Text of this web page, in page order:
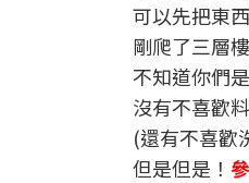
可以先把東
剛爬了三層
不知道你們
沒有不喜歡
(還有不喜歡
但是但是！